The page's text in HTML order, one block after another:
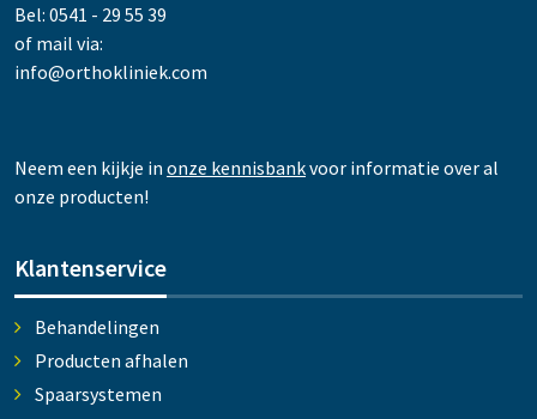
Bel: 0541 - 29 55 39
of mail via:
info@orthokliniek.com
Neem een kijkje in onze kennisbankvoor informatie over al
onze producten!
Klantenservice
Behandelingen
Producten afhalen
Spaarsystemen